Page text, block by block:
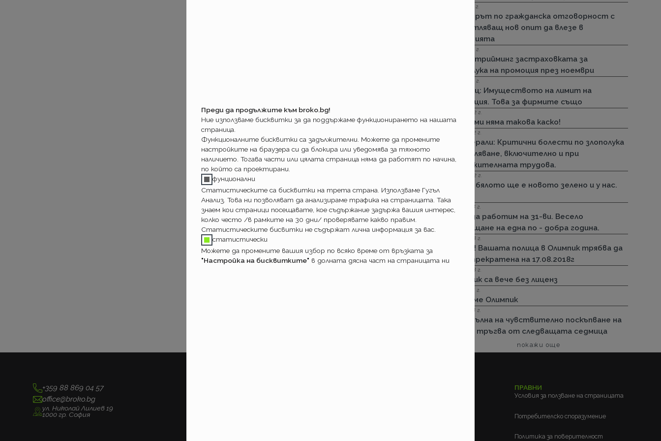
15.11.2022 г.
Стикерът по гражданска отговорност с
впечатляващ нов опит да влезе в
историята
01.11.2022 г.
ДЗИ: Стрийминг застраховката за
злополука на промоция през ноември
01.11.2022 г.
Армеец: Имуществото на лимит на
промоция. Това за фирмите също
23.09.2022 г.
ДЗИ: Ами няма такова каско!
21.09.2022 г.
Дженерали: Критични болести по злополука
и заболяване, включително и при
задължителната трудова.
25.08.2022 г.
Черно бялото ще е новото зелено и у нас.
29.12.2018 г.
Няма да работим на 31-ви. Весело
посрещане на една по - добра година.
13.08.2018 г.
Важно! Вашата полица в Олимпик трябва да
бъде прекратена на 17.08.2018г
26.07.2018 г.
Олимпик са вече без лиценз
11.05.2018 г.
Спираме Олимпик
25.01.2018 г.
Нова вълна на чувствително поскъпване на
ГО-то тръгва от следващата седмица
покажи още
+359 88 869 04 57
office@broko.bg
ул. Николай Лилиев 19
1000 гр. София
ПРАВНИ
Условия за ползване на страницата
Потребителско споразумение
Политика за поверителност
Преди да продължите към broko.bg!
Ние използваме бисквитки за да поддържаме функционирането на нашата
страница.
Функционалните бисквитки са задължителни. Можете да промените
настройките на браузера си да блокира или уведомява за тяхното
наличието. Тогава части или цялата страница няма да работят по начина,
по който са проектирани.
фунционални
Статистическите са бисквитки на трета страна. Използваме Гугъл
Анализ. Това ни позволяват да анализираме трафика на страницата. Така
знаем кои страници посещавате, кое съдържание задържа вашия интерес,
колко често /в рамките на 30 дни/ проверявате какво правим.
Статистическите бисвитки не съдържат лична информация за вас.
статистически
Можете да промените вашия избор по всяко време от връзката за
"Настройка на бисквитките" в долната дясна част на страницата ни